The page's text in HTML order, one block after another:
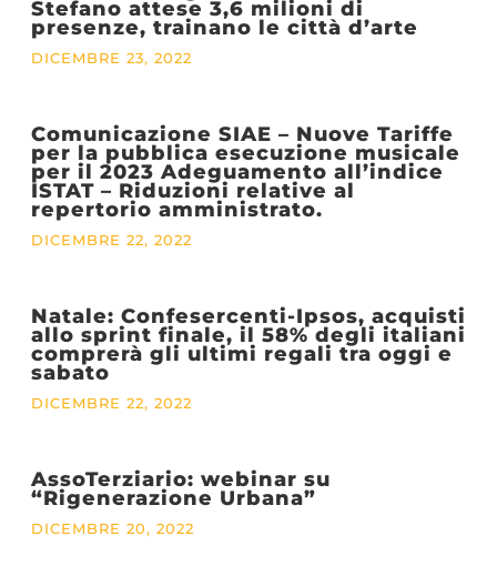
Stefano attese 3,6 milioni di
presenze, trainano le città d’arte
DICEMBRE 23, 2022
Comunicazione SIAE – Nuove Tariffe
per la pubblica esecuzione musicale
per il 2023 Adeguamento all’indice
ISTAT – Riduzioni relative al
repertorio amministrato.
DICEMBRE 22, 2022
Natale: Confesercenti-Ipsos, acquisti
allo sprint finale, il 58% degli italiani
comprerà gli ultimi regali tra oggi e
sabato
DICEMBRE 22, 2022
AssoTerziario: webinar su
“Rigenerazione Urbana”
DICEMBRE 20, 2022